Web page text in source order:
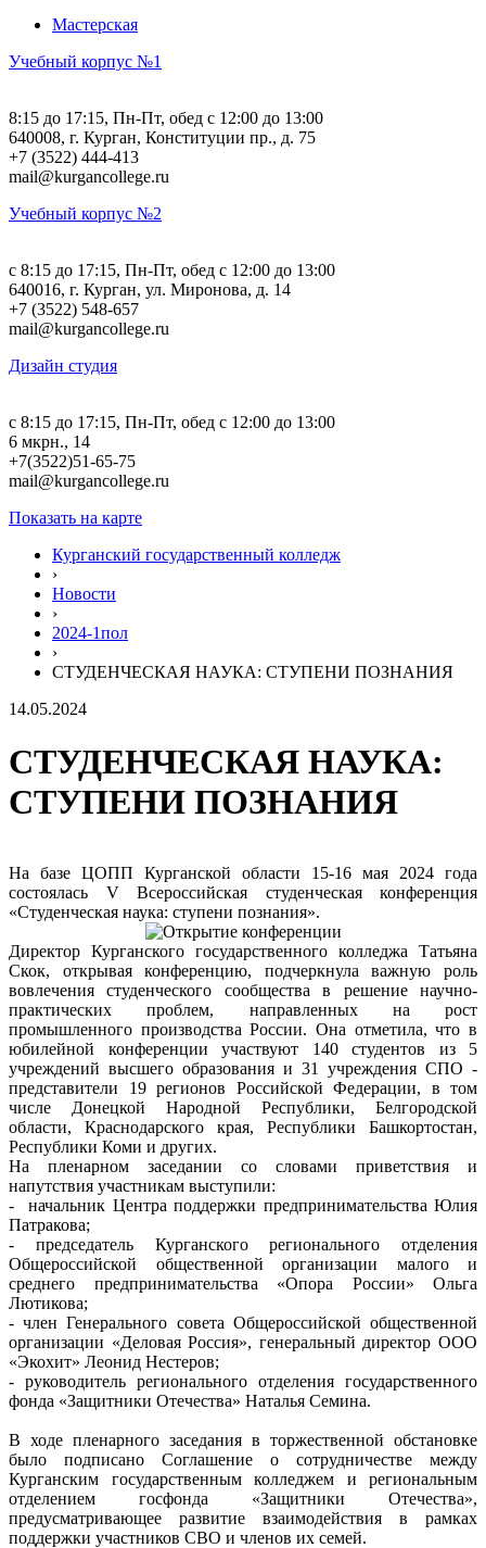
Мастерская
Учебный корпус №1
8:15 до 17:15, Пн-Пт, обед с 12:00 до 13:00
640008, г. Курган, Конституции пр., д. 75
+7 (3522) 444-413
mail@kurgancollege.ru
Учебный корпус №2
c 8:15 до 17:15, Пн-Пт, обед с 12:00 до 13:00
640016, г. Курган, ул. Миронова, д. 14
+7 (3522) 548-657
mail@kurgancollege.ru
Дизайн студия
c 8:15 до 17:15, Пн-Пт, обед с 12:00 до 13:00
6 мкрн., 14
+7(3522)51-65-75
mail@kurgancollege.ru
Показать на карте
Курганский государственный колледж
›
Новости
›
2024-1пол
›
СТУДЕНЧЕСКАЯ НАУКА: СТУПЕНИ ПОЗНАНИЯ
14.05.2024
СТУДЕНЧЕСКАЯ НАУКА:
СТУПЕНИ ПОЗНАНИЯ
На базе ЦОПП Курганской области 15-16 мая 2024 года
состоялась V Всероссийская студенческая конференция
«Студенческая наука: ступени познания».
Директор Курганского государственного колледжа Татьяна
Скок, открывая конференцию, подчеркнула важную роль
вовлечения студенческого сообщества в решение научно-
практических проблем, направленных на рост
промышленного производства России. Она отметила, что в
юбилейной конференции участвуют 140 студентов из 5
учреждений высшего образования и 31 учреждения СПО -
представители 19 регионов Российской Федерации, в том
числе Донецкой Народной Республики, Белгородской
области, Краснодарского края, Республики Башкортостан,
Республики Коми и других.
На пленарном заседании со словами приветствия и
напутствия участникам выступили:
- начальник Центра поддержки предпринимательства Юлия
Патракова;
- председатель Курганского регионального отделения
Общероссийской общественной организации малого и
среднего предпринимательства «Опора России» Ольга
Лютикова;
- член Генерального совета Общероссийской общественной
организации «Деловая Россия», генеральный директор ООО
«Экохит» Леонид Нестеров;
- руководитель регионального отделения государственного
фонда «Защитники Отечества» Наталья Семина.
В ходе пленарного заседания в торжественной обстановке
было подписано Соглашение о сотрудничестве между
Курганским государственным колледжем и региональным
отделением госфонда «Защитники Отечества»,
предусматривающее развитие взаимодействия в рамках
поддержки участников СВО и членов их семей.